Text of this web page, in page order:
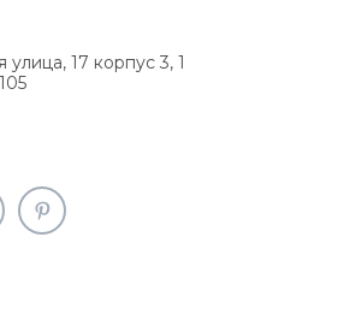
17 корпус 3, 1